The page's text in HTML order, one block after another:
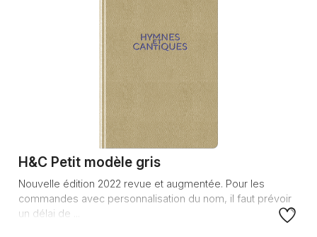
H&C Petit modèle gris
Nouvelle édition 2022 revue et augmentée. Pour les
commandes avec personnalisation du nom, il faut prévoir
un délai de ...